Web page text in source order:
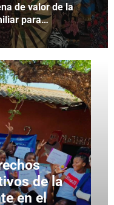
de valor de la
para…
de la
en el